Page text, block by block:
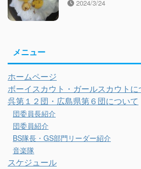
2024/3/24
メニュー
ホームページ
ボーイスカウト・ガールスカウトに
呉第１２団・広島県第６団について
団委員長紹介
団委員紹介
BS隊長・GS部門リーダー紹介
音楽隊
スケジュール